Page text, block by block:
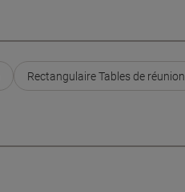
Rectangulaire Tables de réunion